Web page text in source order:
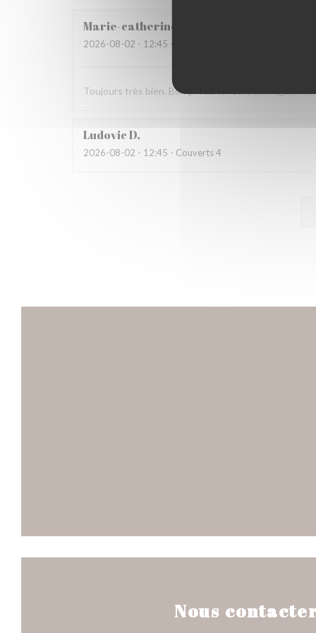
Marie-catherine
2026-08-02 - 12:45 - Couverts 4
Toujours très bien. Bon produits. On s’est régalé
LudovicD
2026-08-02 - 12:45 - Couverts 4
Nous